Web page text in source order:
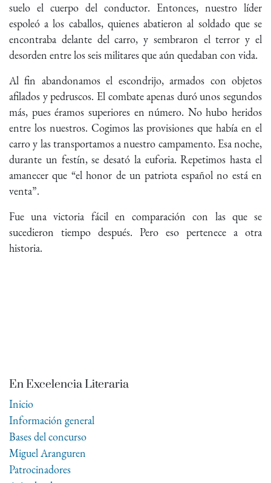
suelo el cuerpo del conductor. Entonces, nuestro líder
espoleó a los caballos, quienes abatieron al soldado que se
encontraba delante del carro, y sembraron el terror y el
desorden entre los seis militares que aún quedaban con vida.
Al fin abandonamos el escondrijo, armados con objetos
afilados y pedruscos. El combate apenas duró unos segundos
más, pues éramos superiores en número. No hubo heridos
entre los nuestros. Cogimos las provisiones que había en el
carro y las transportamos a nuestro campamento. Esa noche,
durante un festín, se desató la euforia. Repetimos hasta el
amanecer que “el honor de un patriota español no está en
venta”.
Fue una victoria fácil en comparación con las que se
sucedieron tiempo después. Pero eso pertenece a otra
historia.
En Excelencia Literaria
Inicio
Información general
Bases del concurso
Miguel Aranguren
Patrocinadores